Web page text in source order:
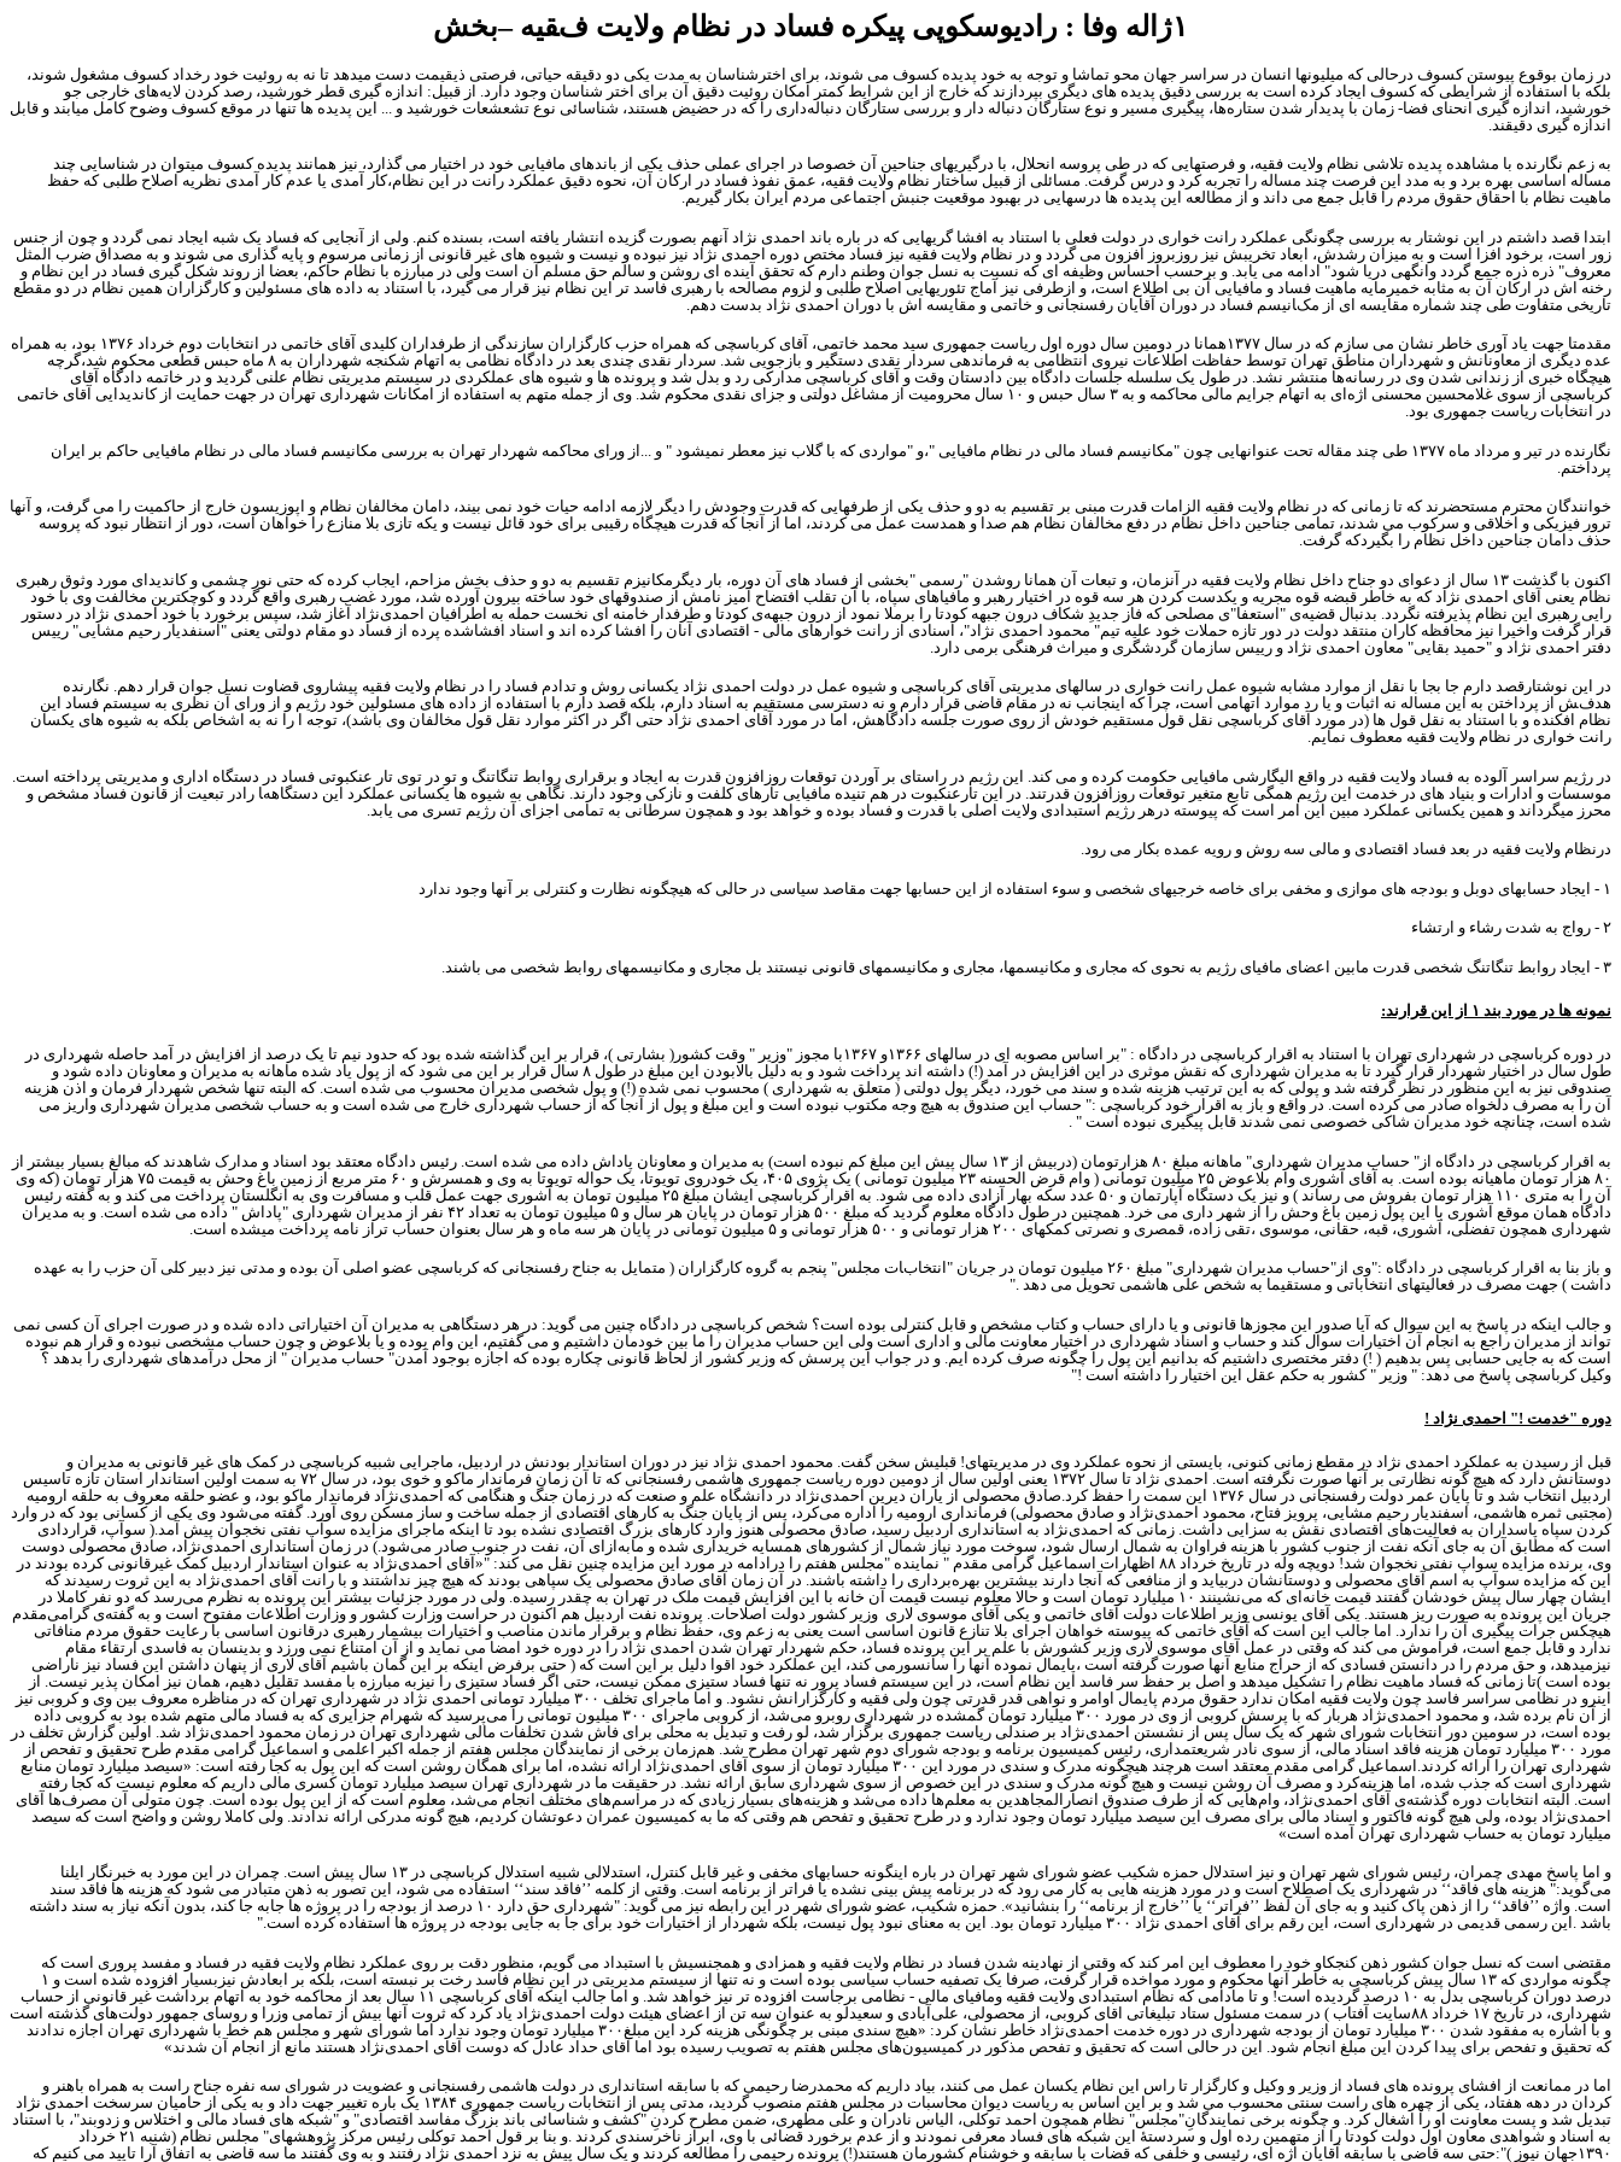
ژاله وفا : رادیوسکوپی پیکره فساد در نظام ولایت فقیه –بخش۱
در زمان بوقوع پیوستن کسوف درحالی که میلیونها انسان در سراسر جهان محو تماشا و توجه به خود پدیده کسوف می شوند، برای اخترشناسان به مدت یکی دو دقیقه حیاتی، فرصتی ذیقیمت دست میدهد تا نه به روئیت خود رخداد کسوف مشغول شوند،
بلکه با استفاده از شرایطی که کسوف ایجاد کرده است به بررسی دقیق پدیده های دیگری بپردازند که خارج از این شرایط کمتر امکان روئیت دقیق آن برای اختر شناسان وجود دارد. از قبیل: اندازه گیری قطر خورشید، رصد کردن لایه‌های خارجی جو
خورشید، اندازه گیری انحنای فضا- زمان با پدیدار شدن ستاره‌ها، پیگیری مسیر و نوع ستارگان دنباله دار و بررسی ستارگان دنباله‌داری را که در حضیض هستند، شناسائی نوع تشعشعات خورشید و ... این پدیده ها تنها در موقع کسوف وضوح کامل میابند و قابل
اندازه گیری دقیقند.
به زعم نگارنده با مشاهده پدیده تلاشی نظام ولایت فقیه، و فرصتهایی که در طی پروسه انحلال، با درگیریهای جناحین آن خصوصا در اجرای عملی حذف یکی از باندهای مافیایی خود در اختیار می گذارد، نیز همانند پدیده کسوف میتوان در شناسایی چند
مساله اساسی بهره برد و به مدد این فرصت چند مساله را تجربه کرد و درس گرفت. مسائلی از قبیل ساختار نظام ولایت فقیه، عمق نفوذ فساد در ارکان آن، نحوه دقیق عملکرد رانت در این نظام،کار آمدی یا عدم کار آمدی نظریه اصلاح طلبی که حفظ
ماهیت نظام با احقاق حقوق مردم را قابل جمع می داند و از مطالعه این پدیده ها درسهایی در بهبود موقعیت جنبش اجتماعی مردم ایران بکار گیریم.
ابتدا قصد داشتم در این نوشتار به بررسی چگونگی عملکرد رانت خواری در دولت فعلی با استناد به افشا گریهایی که در باره باند احمدی نژاد آنهم بصورت گزیده انتشار یافته است، بسنده کنم. ولی از آنجایی که فساد یک شبه ایجاد نمی گردد و چون از جنس
زور است، برخود افزا است و به میزان رشدش، ابعاد تخریبش نیز روزبروز افزون می گردد و در نظام ولایت فقیه نیز فساد مختص دوره احمدی نژاد نیز نبوده و نیست و شیوه های غیر قانونی از زمانی مرسوم و پایه گذاری می شوند و به مصداق ضرب المثل
معروف" ذره ذره جمع گردد وانگهی دریا شود" ادامه می یابد. و برحسب احساس وظیفه ای که نسبت به نسل جوان وطنم دارم که تحقق آینده ای روشن و سالم حق مسلم آن است ولی در مبارزه با نظام حاکم، بعضا از روند شکل گیری فساد در این نظام و
رخنه اش در ارکان آن به مثابه خمیرمایه ماهیت فساد و مافیایی آن بی اطلاع است، و ازطرفی نیز آماج تئوریهایی اصلاح طلبی و لزوم مصالحه با رهبری فاسد تر این نظام نیز قرار می گیرد، با استناد به داده های مسئولین و کارگزاران همین نظام در دو مقطع
تاریخی متفاوت طی چند شماره مقایسه ای از مکانیسم فساد در دوران آقایان رفسنجانی و خاتمی و مقایسه اش با دوران احمدی نژاد بدست دهم.
مقدمتا جهت یاد آوری خاطر نشان می سازم که در سال ۱۳۷۷ همانا در دومین سال دوره اول ریاست جمهوری سید محمد خاتمی، آقای کرباسچی که همراه حزب کارگزاران سازندگی از طرفداران کلیدی آقای خاتمی در انتخابات دوم خرداد ۱۳۷۶ بود، به همراه
عده دیگری از معاونانش و شهرداران مناطق تهران توسط حفاظت اطلاعات نیروی انتظامی به فرماندهی سردار نقدی دستگیر و بازجویی شد. سردار نقدی چندی بعد در دادگاه نظامی به اتهام شکنجه شهرداران به ۸ ماه حبس قطعی محکوم شد،گرچه
هیچگاه خبری از زندانی شدن وی در رسانه‌ها منتشر نشد. در طول یک سلسله جلسات دادگاه بین دادستان وقت و آقای کرباسچی مدارکی رد و بدل شد و پرونده ها و شیوه های عملکردی در سیستم مدیریتی نظام علنی گردید و در خاتمه دادگاه آقای
کرباسچی از سوی غلامحسین محسنی اژه‌ای به اتهام جرایم مالی محاکمه و به ۳ سال حبس و ۱۰ سال محرومیت از مشاغل دولتی و جزای نقدی محکوم شد. وی از جمله متهم به استفاده از امکانات شهرداری تهران در جهت حمایت از کاندیدایی آقای خاتمی
در انتخابات ریاست جمهوری بود.
نگارنده در تیر و مرداد ماه ۱۳۷۷ طی چند مقاله تحت عنوانهایی چون "مکانیسم فساد مالی در نظام مافیایی "،و "مواردی که با گلاب نیز معطر نمیشود " و ...از ورای محاکمه شهردار تهران به بررسی مکانیسم فساد مالی در نظام مافیایی حاکم بر ایران
پرداختم.
خوانندگان محترم مستحضرند که تا زمانی که در نظام ولایت فقیه الزامات قدرت مبنی بر تقسیم به دو و حذف یکی از طرفهایی که قدرت وجودش را دیگر لازمه ادامه حیات خود نمی بیند، دامان مخالفان نظام و اپوزیسون خارج از حاکمیت را می گرفت، و آنها
ترور فیزیکی و اخلاقی و سرکوب می شدند، تمامی جناحین داخل نظام در دفع مخالفان نظام هم صدا و همدست عمل می کردند، اما از آنجا که قدرت هیچگاه رقیبی برای خود قائل نیست و یکه تازی بلا منازع را خواهان است، دور از انتظار نبود که پروسه
حذف دامان جناحین داخل نظام را بگیردکه گرفت.
اکنون با گذشت ۱۳ سال از دعوای دو جناح داخل نظام ولایت فقیه در آنزمان، و تبعات آن همانا روشدن "رسمی "بخشی از فساد های آن دوره، بار دیگرمکانیزم تقسیم به دو و حذف بخش مزاحم، ایجاب کرده که حتی نور چشمی و کاندیدای مورد وثوق رهبری
نظام یعنی آقای احمدی نژاد که به خاطر قبضه قوه مجریه و یکدست کردن هر سه قوه در اختیار رهبر و مافیاهای سپاه، با آن تقلب افتضاح آمیز نامش از صندوقهای خود ساخته بیرون آورده شد، مورد غضب رهبری واقع گردد و کوچکترین مخالفت وی با خود
رایی رهبری این نظام پذیرفته نگردد. بدنبال قضیه‌ی "استعفا"ی مصلحی که فاز جدیدِ شکاف درون‌ جبهه‌ کودتا را برملا نمود از درون جبهه‌ی کودتا و طرفدار خامنه ای نخست حمله به اطرافیان احمدی‌نژاد آغاز شد، سپس برخورد با خود احمدی نژاد در دستور
قرار گرفت واخیرا نیز محافظه کاران منتقد دولت در دور تازه حملات خود علیه تیم" محمود احمدی نژاد"، اسنادی از رانت خوارهای مالی - اقتصادی آنان را افشا کرده اند و اسناد افشاشده پرده از فساد دو مقام دولتی یعنی "اسنفدیار رحیم مشایی" رییس
دفتر احمدی نژاد و "حمید بقایی" معاون احمدی نژاد و رییس سازمان گردشگری و میراث فرهنگی برمی دارد.
در این نوشتارقصد دارم جا بجا با نقل از موارد مشابه شیوه عمل رانت خواری در سالهای مدیریتی آقای کرباسچی و شیوه عمل در دولت احمدی نژاد یکسانی روش و تدادم فساد را در نظام ولایت فقیه پیشاروی قضاوت نسل جوان قرار دهم. نگارنده
هدفش از پرداختن به این مساله نه اثبات و یا رد موارد اتهامی است، چرا که اینجانب نه در مقام قاضی قرار دارم و نه دسترسی مستقیم به اسناد دارم، بلکه قصد دارم با استفاده از داده های مسئولین خود رژیم و از ورای آن نظری به سیستم فساد این
نظام افکنده و با استناد به نقل قول ها (در مورد آقای کرباسچی نقل قول مستقیم خودش از روی صورت جلسه دادگاهش، اما در مورد آقای احمدی نژاد حتی اگر در اکثر موارد نقل قول مخالفان وی باشد)، توجه ا را نه به اشخاص بلکه به شیوه های یکسان
رانت خواری در نظام ولایت فقیه معطوف نمایم.
در رژیم سراسر آلوده به فساد ولایت فقیه در واقع الیگارشی مافیایی حکومت کرده و می کند. این رژیم در راستای بر آوردن توقعات روزافزون قدرت به ایجاد و برقراری روابط تنگاتنگ و تو در توی تار عنکبوتی فساد در دستگاه اداری و مدیریتی پرداخته است.
موسسات و ادارات و بنیاد های در خدمت این رژیم همگی تابع متغیر توقعات روزافزون قدرتند. در این تارعنکبوت در هم تنیده مافیایی تارهای کلفت و نازکی وجود دارند. نگاهی به شیوه ها یکسانی عملکرد این دستگاهها رادر تبعیت از قانون فساد مشخص و
محرز میگرداند و همین یکسانی عملکرد مبین این امر است که پیوسته درهر رژیم استبدادی ولایت اصلی با قدرت و فساد بوده و خواهد بود و همچون سرطانی به تمامی اجزای آن رژیم تسری می یابد.
درنظام ولایت فقیه در بعد فساد اقتصادی و مالی سه روش و رویه عمده بکار می رود.
۱ - ایجاد حسابهای دوبل و بودجه های موازی و مخفی برای خاصه خرجیهای شخصی و سوء استفاده از این حسابها جهت مقاصد سیاسی در حالی که هیچگونه نظارت و کنترلی بر آنها وجود ندارد
۲ - رواج به شدت رشاء و ارتشاء
۳ - ایجاد روابط تنگاتنگ شخصی قدرت مابین اعضای مافیای رژیم به نحوی که مجاری و مکانیسمها، مجاری و مکانیسمهای قانونی نیستند بل مجاری و مکانیسمهای روابط شخصی می باشند.
نمونه ها در مورد بند ۱ از این قرارند:
در دوره کرباسچی در شهرداری تهران با استناد به اقرار کرباسچی در دادگاه : "بر اساس مصوبه ای در سالهای ۱۳۶۶و ۱۳۶۷ با مجوز "وزیر " وقت کشور( بشارتی )، قرار بر این گذاشته شده بود که حدود نیم تا یک درصد از افزایش در آمد حاصله شهرداری در
طول سال در اختیار شهردار قرار گیرد تا به مدیران شهرداری که نقش موثری در این افزایش در آمد (!) داشته اند پرداخت شود و به دلیل بالابودن این مبلغ در طول ۸ سال قرار بر این می شود که از پول یاد شده ماهانه به مدیران و معاونان داده شود و
صندوقی نیز به این منظور در نظر گرفته شد و پولی که به این ترتیب هزینه شده و سند می خورد، دیگر پول دولتی ( متعلق به شهرداری ) محسوب نمی شده (!) و پول شخصی مدیران محسوب می شده است. که البته تنها شخص شهردار فرمان و اذن هزینه
آن را به مصرف دلخواه صادر می کرده است. در واقع و باز به اقرار خود کرباسچی :" حساب این صندوق به هیچ وجه مکتوب نبوده است و این مبلغ و پول از آنجا که از حساب شهرداری خارج می شده است و به حساب شخصی مدیران شهرداری واریز می
شده است، چنانچه خود مدیران شاکی خصوصی نمی شدند قابل پیگیری نبوده است " .
به اقرار کرباسچی در دادگاه از" حساب مدیران شهرداری" ماهانه مبلغ ۸۰ هزارتومان (دربیش از ۱۳ سال پیش این مبلغ کم نبوده است) به مدیران و معاونان پاداش داده می شده است. رئیس دادگاه معتقد بود اسناد و مدارک شاهدند که مبالغ بسیار بیشتر از
۸۰ هزار تومان ماهیانه بوده است. به آقای آشوری وام بلاعوض ۲۵ میلیون تومانی ( وام قرض الحسنه ۲۳ میلیون تومانی ) یک پژوی ۴۰۵، یک خودروی تویوتا، یک حواله تویوتا به وی و همسرش و ۶۰ متر مربع از زمین باغ وحش به قیمت ۷۵ هزار تومان (که وی
آن را به متری ۱۱۰ هزار تومان بفروش می رساند ) و نیز یک دستگاه آپارتمان و ۵۰ عدد سکه بهار آزادی داده می شود. به اقرار کرباسچی ایشان مبلغ ۲۵ میلیون تومان به آشوری جهت عمل قلب و مسافرت وی به انگلستان پرداخت می کند و به گفته رئیس
دادگاه همان موقع آشوری با این پول زمین باغ وحش را از شهر داری می خرد. همچنین در طول دادگاه معلوم گردید که مبلغ ۵۰۰ هزار تومان در پایان هر سال و ۵ میلیون تومان به تعداد ۴۲ نفر از مدیران شهرداری "پاداش " داده می شده است. و به مدیران
شهرداری همچون تفضلی، آشوری، قبه، حقانی، موسوی ،تقی زاده، قمصری و نصرتی کمکهای ۲۰۰ هزار تومانی و ۵۰۰ هزار تومانی و ۵میلیون تومانی در پایان هر سه ماه و هر سال بعنوان حساب تراز نامه پرداخت میشده است.
و باز بنا به اقرار کرباسچی در دادگاه :"وی از"حساب مدیران شهرداری" مبلغ ۲۶۰ میلیون تومان در جریان "انتخابات مجلس" پنجم به گروه کارگزاران ( متمایل به جناح رفسنجانی که کرباسچی عضو اصلی آن بوده و مدتی نیز دبیر کلی آن حزب را به عهده
داشت ) جهت مصرف در فعالیتهای انتخاباتی و مستقیما به شخص علی هاشمی تحویل می دهد ."
و جالب اینکه در پاسخ به این سوال که آیا صدور این مجوزها قانونی و یا دارای حساب و کتاب مشخص و قابل کنترلی بوده است؟ شخص کرباسچی در دادگاه چنین می گوید: در هر دستگاهی به مدیران آن اختیاراتی داده شده و در صورت اجرای آن کسی نمی
تواند از مدیران راجع به انجام آن اختیارات سوال کند و حساب و اسناد شهرداری در اختیار معاونت مالی و اداری است ولی این حساب مدیران را ما بین خودمان داشتیم و می گفتیم، این وام بوده و یا بلاعوض و چون حساب مشخصی نبوده و قرار هم نبوده
است که به جایی حسابی پس بدهیم ( !) دفتر مختصری داشتیم که بدانیم این پول را چگونه صرف کرده ایم. و در جواب این پرسش که وزیر کشور از لحاظ قانونی چکاره بوده که اجازه بوجود آمدن" حساب مدیران " از محل درآمدهای شهرداری را بدهد ؟
وکیل کرباسچی پاسخ می دهد: " وزیر " کشور به حکم عقل این اختیار را داشته است !"
دوره "خدمت !" احمدی نژاد !
قبل از رسیدن به عملکرد احمدی نژاد در مقطع زمانی کنونی، بایستی از نحوه عملکرد وی در مدیریتهای! قبلیش سخن گفت . محمود احمدی نژاد نیز در دوران استاندار بودنش در اردبیل، ماجرایی شبیه کرباسچی در کمک های غیر قانونی به مدیران و
دوستانش دارد که هیچ گونه نظارتی بر آنها صورت نگرفته است. احمدی نژاد تا سال ۱۳۷۲ یعنی اولین سال از دومین دوره ریاست جمهوری هاشمی رفسنجانی که تا آن زمان فرماندار ماکو و خوی بود، در سال ۷۲ به سمت اولین استاندار استان تازه تاسیس
اردبیل انتخاب شد و تا پایان عمر دولت رفسنجانی در سال ۱۳۷۶ این سمت را حفظ کرد.صادق محصولی از یاران دیرین احمدی‌نژاد در دانشگاه علم و صنعت که در زمان جنگ و هنگامی که احمدی‌نژاد فرماندار ماکو بود، و عضو حلقه معروف به حلقه ارومیه
(مجتبی ثمره هاشمی، اسفندیار رحیم مشایی، پرویز فتاح، محمود احمدی‌نژاد و صادق محصولی) فرمانداری ارومیه را اداره می‌کرد، پس از پایان جنگ به کارهای اقتصادی از جمله ساخت و ساز مسکن روی آورد. گفته می‌شود وی یکی از کسانی بود که در وارد
کردن سپاه پاسداران به فعالیت‌های اقتصادی نقش به سزایی داشت. زمانی که احمدی‌نژاد به استانداری اردبیل رسید، صادق محصولی هنوز وارد کارهای بزرگ اقتصادی نشده بود تا اینکه ماجرای مزایده سوآپ نفتی نخجوان پیش آمد.( سوآپ، قراردادی
است که مطابق آن به جای آنکه نفت از جنوب کشور با هزینه فراوان به شمال ارسال شود، سوخت مورد نیاز شمال از کشورهای همسایه خریداری شده و مابه‌ازای آن، نفت در جنوب صادر می‌شود.) در زمان استانداری احمدی‌نژاد، صادق محصولی دوست
وی، برنده مزایده سواپ نفتی نخجوان شد! دویچه وله در تاریخ خرداد ۸۸ اظهارات اسماعیل گرامی مقدم " نماینده "مجلس هفتم را درادامه در مورد این مزایده چنین نقل می کند: "«آقای احمدی‌نژاد به عنوان استاندار اردبیل کمک غیرقانونی کرده بودند در
این که مزایده سوآپ به اسم آقای محصولی و دوستانشان دربیاید و از منافعی که آنجا دارند بیشترین بهره‌برداری را داشته باشند. در آن زمان آقای صادق محصولی یک سپاهی بودند که هیچ چیز نداشتند و با رانت آقای احمدی‌نژاد به این ثروت رسیدند که
ایشان چهار سال پیش خودشان گفتند قیمت خانه‌‌ای که می‌نشینند ۱۰ میلیارد تومان است و حالا معلوم نیست قیمت آن خانه با این افزایش قیمت ملک در تهران به چقدر رسیده. ولی در مورد جزئیات بیشتر این پرونده به نظرم می‌رسد که دو نفر کاملا در
جریان این پرونده به صورت ریز هستند. یکی آقای یونسی وزیر اطلاعات دولت آقای خاتمی و یکی آقای موسوی لاری وزیر کشور دولت اصلاحات. پرونده نفت اردبیل هم‌ اکنون در حراست وزارت کشور و وزارت اطلاعات مفتوح است و به گفته‌ی گرامی‌مقدم
هیچکس جرات پیگیری آن را ندارد. اما جالب این است که آقای خاتمی که پیوسته خواهان اجرای بلا تنازع قانون اساسی است یعنی به زعم وی، حفظ نظام و برقرار ماندن مناصب و اختیارات بیشمار رهبری درقانون اساسی با رعایت حقوق مردم منافاتی
ندارد و قابل جمع است، فراموش می کند که وقتی در عمل آقای موسوی لاری وزیر کشورش با علم بر این پرونده فساد، حکم شهردار تهران شدن احمدی نژاد را در دوره خود امضا می نماید و از آن امتناع نمی ورزد و بدینسان به فاسدی ارتقاء مقام
نیزمیدهد، و حق مردم را در دانستن فسادی که از حراج منابع آنها صورت گرفته است ،پایمال نموده آنها را سانسورمی کند، این عملکرد خود اقوا دلیل بر این است که ( حتی برفرض اینکه بر این گمان باشیم آقای لاری از پنهان داشتن این فساد نیز ناراضی
بوده است )تا زمانی که فساد ماهیت نظام را تشکیل میدهد و اصل بر حفظ سر فاسد این نظام است، در این سیستم فساد پرور نه تنها فساد ستیزی ممکن نیست، حتی اگر فساد ستیزی را نیزبه مبارزه با مفسد تقلیل دهیم، همان نیز امکان پذیر نیست. از
اینرو در نظامی سراسر فاسد چون ولایت فقیه امکان ندارد حقوق مردم پایمال اوامر و نواهی قدر قدرتی چون ولی فقیه و کارگزارانش نشود. و اما ماجرای تخلف ۳۰۰ میلیارد تومانی احمدی نژاد در شهرداری تهران که در مناظره معروف بین وی و کروبی نیز
از آن نام برده شد، و محمود احمدی‌نژاد هربار که با پرسش کروبی از وی در مورد ۳۰۰ میلیارد تومان گمشده در شهرداری روبرو می‌شد، از کروبی ماجرای ۳۰۰ میلیون تومانی را می‌پرسید که شهرام جزایری که به فساد مالی متهم شده بود به کروبی داده
بوده است، در سومین دور انتخابات شورای شهر که یک سال پس از نشستن احمدی‌نژاد بر صندلی ریاست جمهوری برگزار شد، لو رفت و تبدیل به محلی برای فاش شدن تخلفات مالی شهرداری تهران در زمان محمود احمدی‌نژاد شد. اولین گزارش تخلف در
مورد ۳۰۰ میلیارد تومان هزینه فاقد اسناد مالی، از سوی نادر شریعتمداری، رئیس کمیسیون برنامه و بودجه شورای دوم شهر تهران مطرح شد. هم‌زمان برخی از نمایندگان مجلس هفتم از جمله اکبر اعلمی و اسماعیل گرامی مقدم طرح تحقیق و تفحص از
شهرداری تهران را ارائه کردند.اسماعیل گرامی مقدم معتقد است هرچند هیچگونه مدرک و سندی در مورد این ۳۰۰ میلیارد تومان از سوی آقای احمدی‌نژاد ارائه نشده، اما برای همگان روشن است که این پول به کجا رفته است: «سیصد میلیارد تومان منابع
شهرداری است که جذب شده، اما هزینه‌کرد و مصرف آن روشن نیست و هیچ گونه مدرک و سندی در این خصوص از سوی شهرداری سابق ارائه نشد. در حقیقت ما در شهرداری تهران سیصد میلیارد تومان کسری مالی داریم که معلوم نیست که کجا رفته
است. البته انتخابات دوره گذشته‌ی آقای احمدی‌نژاد، وام‌هایی که از طرف صندوق انصارالمجاهدین به معلم‌ها داده می‌شد و هزینه‌های بسیار زیادی که در مراسم‌‌های مختلف انجام می‌شد، معلوم است که از این پول بوده است. چون متولی آن مصرف‌ها آقای
احمدی‌نژاد بوده، ولی هیچ گونه فاکتور و اسناد مالی برای مصرف این سیصد میلیارد تومان وجود ندارد و در طرح تحقیق و تفحص هم وقتی که ما به کمیسیون عمران دعوتشان کردیم، هیچ گونه مدرکی ارائه ندادند. ولی کاملا روشن و واضح است که سیصد
میلیارد تومان به حساب شهرداری تهران آمده است»
و اما پاسخ مهدی چمران، رئیس شورای شهر تهران و نیز استدلال حمزه شکیب عضو شورای شهر تهران در باره اینگونه حسابهای مخفی و غیر قابل کنترل، استدلالی شبیه استدلال کرباسچی در ۱۳ سال پیش است. چمران در این مورد به خبرنگار ایلنا
می‌گوید:" هزینه های فاقد‘‘ در شهرداری یک اصطلاح است و در مورد هزینه هایی به کار می رود که در برنامه پیش بینی نشده یا فراتر از برنامه است. وقتی از کلمه ’’فاقد سند‘‘ استفاده می شود، این تصور به ذهن متبادر می شود که هزینه ها فاقد سند
است. واژه ’’فاقد‘‘ را از ذهن پاک کنید و به جای آن لفظ ’’فراتر‘‘ یا ’’خارج از برنامه‘‘ را بنشانید». حمزه شکیب، عضو شورای شهر در این رابطه نیز می گوید: "شهرداری حق دارد ۱۰ درصد از بودجه را در پروژه ها جابه جا کند، بدون آنکه نیاز به سند داشته
باشد .این رسمی قدیمی در شهرداری است، این رقم برای آقای احمدی نژاد ۳۰۰ میلیارد تومان بود. این به معنای نبود پول نیست، بلکه شهردار از اختیارات خود برای جا به جایی بودجه در پروژه ها استفاده کرده است."
مقتضی است که نسل جوان کشور ذهن کنجکاو خود را معطوف این امر کند که وقتی از نهادینه شدن فساد در نظام ولایت فقیه و همزادی و همجنسیش با استبداد می گویم، منظور دقت بر روی عملکرد نظام ولایت فقیه در فساد و مفسد پروری است که
چگونه مواردی که ۱۳ سال پیش کرباسچی به خاطر آنها محکوم و مورد مواخده قرار گرفت، صرفا یک تصفیه حساب سیاسی بوده است و نه تنها از سیستم مدیریتی در این نظام فاسد رخت بر نبسته است، بلکه بر ابعادش نیزبسیار افزوده شده است و ۱
درصد دوران کرباسچی بدل به ۱۰ درصد گردیده است! و تا مادامی که نظام استبدادی ولایت فقیه ومافیای مالی - نظامی برجاست افزوده تر نیز خواهد شد. و اما جالب اینکه آقای کرباسچی ۱۱ سال بعد از محاکمه خود به اتهام برداشت غیر قانونی از حساب
شهرداری، در تاریخ ۱۷ خرداد ۸۸سایت آفتاب ) در سمت مسئول ستاد تبلیغاتی اقای کروبی، از محصولی، علی‌آبادی و سعیدلو به عنوان سه تن از اعضای هیئت دولت احمدی‌نژاد یاد کرد که ثروت آنها بیش از تمامی وزرا و روسای جمهور دولت‌های گذشته است
و با اشاره به مفقود شدن ۳۰۰ میلیارد تومان از بودجه شهرداری در دوره خدمت احمدی‌نژاد خاطر نشان کرد: «هیچ سندی مبنی بر چگونگی هزینه کرد این مبلغ ۳۰۰ میلیارد تومان وجود ندارد اما شورای شهر و مجلس هم خط با شهرداری تهران اجازه ندادند
که تحقیق و تفحص برای پیدا کردن این مبلغ انجام شود. این در حالی است که تحقیق و تفحص مذکور در کمیسیون‌های مجلس هفتم به تصویب رسیده بود اما آقای حداد عادل که دوست آقای احمدی‌نژاد هستند مانع از انجام آن شدند»
اما در ممانعت از افشای پرونده های فساد از وزیر و وکیل و کارگزار تا راس این نظام یکسان عمل می کنند، بیاد داریم که محمدرضا رحیمی که با سابقه استانداری در دولت هاشمی رفسنجانی و عضویت در شورای سه نفره جناح راست به همراه باهنر و
کردان در دهه هفتاد، یکی از چهره های راست سنتی محسوب می شد و بر این اساس به ریاست دیوان محاسبات در مجلس هفتم منصوب گردید، مدتی پس از انتخابات ریاست جمهوری ۱۳۸۴ یک باره تغییر جهت داد و به یکی از حامیان سرسخت احمدی نژاد
تبدیل شد و پست معاونت او را اشغال کرد. و چگونه برخی نمایندگانِ"مجلس" نظام همچون احمد توکلی، الیاس نادران و علی مطهری، ضمن مطرح کردنِ "کشف و شناسائی باند بزرگ مفاسد اقتصادی" و "شبکه های فساد مالی و اختلاس و زدوبند"، با استناد
به اسناد و شواهدی معاون اول دولت کودتا را از متهمین رده اول و سردستۀ این شبکه های فساد معرفی نمودند و از عدم برخورد قضائی با وی، ابراز ناخرسندی کردند .و بنا بر قول احمد توکلی رئیس مرکز پژوهشهای" مجلس نظام (شنبه ۲۱ خرداد
۱۳۹۰ جهان نیوز )":حتی سه قاضی با سابقه آقایان اژه ای، رئیسی و خلفی که قضات با سابقه و خوشنام کشورمان هستند(!) پرونده رحیمی را مطالعه کردند و یک سال پیش به نزد احمدی نژاد رفتند و به وی گفتند ما سه قاضی به اتفاق آرا تایید می کنیم که